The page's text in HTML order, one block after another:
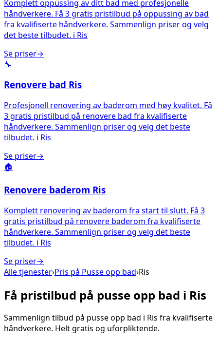
Komplett oppussing av ditt bad med profesjonelle
håndverkere. Få 3 gratis pristilbud på oppussing av bad
fra kvalifiserte håndverkere. Sammenlign priser og velg
det beste tilbudet. i Ris
Se priser→
🔧
Renovere bad Ris
Profesjonell renovering av baderom med høy kvalitet. Få
3 gratis pristilbud på renovere bad fra kvalifiserte
håndverkere. Sammenlign priser og velg det beste
tilbudet. i Ris
Se priser→
🏠
Renovere baderom Ris
Komplett renovering av baderom fra start til slutt. Få 3
gratis pristilbud på renovere baderom fra kvalifiserte
håndverkere. Sammenlign priser og velg det beste
tilbudet. i Ris
Se priser→
Alle tjenester›Pris på Pusse opp bad›Ris
Få pristilbud på pusse opp bad i Ris
Sammenlign tilbud på pusse opp bad i Ris fra kvalifiserte
håndverkere. Helt gratis og uforpliktende.